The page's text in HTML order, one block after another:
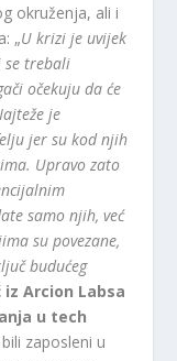
okruženja, ali i
„U krizi je uvijek
se trebali
očekuju da će
je
jer su kod njih
Upravo zato
samo njih, već
su povezane,
budućeg
iz Arcion Labsa
u tech
zaposleni u